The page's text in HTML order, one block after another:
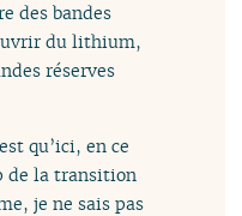
des bandes
du lithium,
réserves
qu’ici, en ce
de la transition
je ne sais pas